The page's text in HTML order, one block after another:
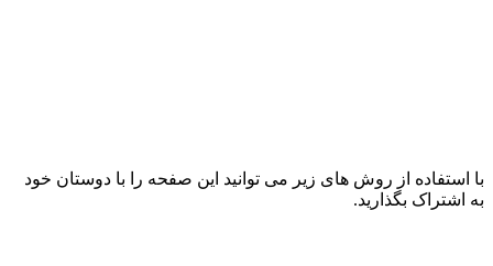
با استفاده از روش های زیر می توانید این صفحه را با دوستان خود
به اشتراک بگذارید.